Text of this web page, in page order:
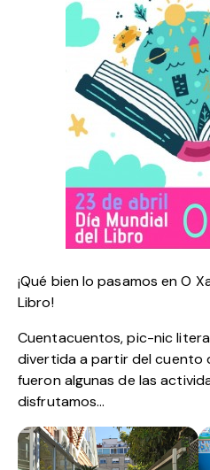
¡Qué bien lo pasamos en O
Libro!
Cuentacuentos, pic-nic
divertida a partir del cuento
fueron algunas de las
disfrutamos…